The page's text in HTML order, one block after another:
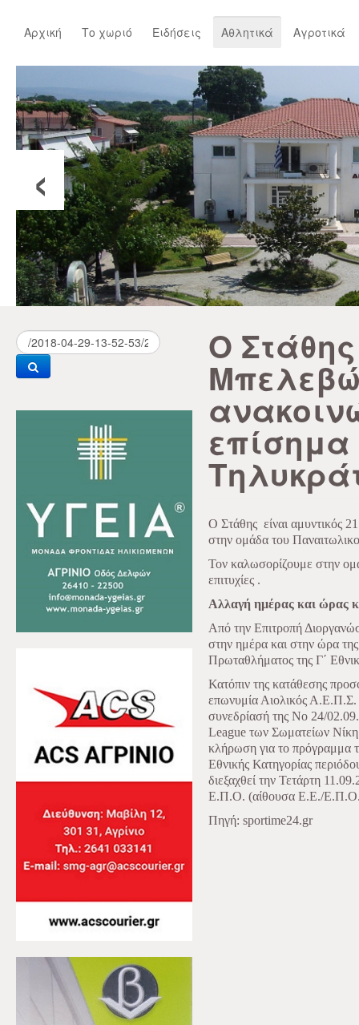
Αρχική Το χωριό Ειδήσεις Αθλητικά Αγροτικά
‹
Ο Στάθης
Ο Στάθης είναι αμυντικός
στην ομάδα του
Τον καλωσορίζουμε στην
επιτυχίες .
Αλλαγή ημέρας και ώρας
Από την Επιτροπή
στην ημέρα και στην ώρα
Πρωταθλήματος της Γ΄
Κατόπιν της κατάθεσης
επωνυμία Αιολικός
συνεδρίασή της Νο 24/
League των Σωματείων
κλήρωση για το πρόγραμμα
Εθνικής Κατηγορίας
διεξαχθεί την Τετάρτη
Ε.Π.Ο. (αίθουσα E.E./
Πηγή: sportime24.gr